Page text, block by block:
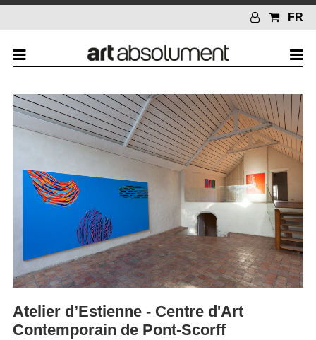
FR
Atelier d’Estienne - Centre d'Art
Contemporain de Pont-Scorff